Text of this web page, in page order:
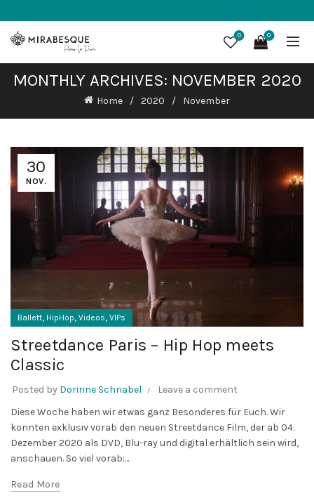
0 0
MONTHLY ARCHIVES: NOVEMBER 2020
Home 2020 November
30
NOV.
Ballett, HipHop, Videos, VIPs
Streetdance Paris – Hip Hop meets
Classic
Posted by Dorinne Schnabel
Leave a comment
Diese Woche haben wir etwas ganz Besonderes für Euch. Wir
konnten exklusiv vorab den neuen Streetdance Film, der ab 04.
Dezember 2020 als DVD, Blu-ray und digital erhältlich sein wird,
anschauen. So viel vorab:...
Read More